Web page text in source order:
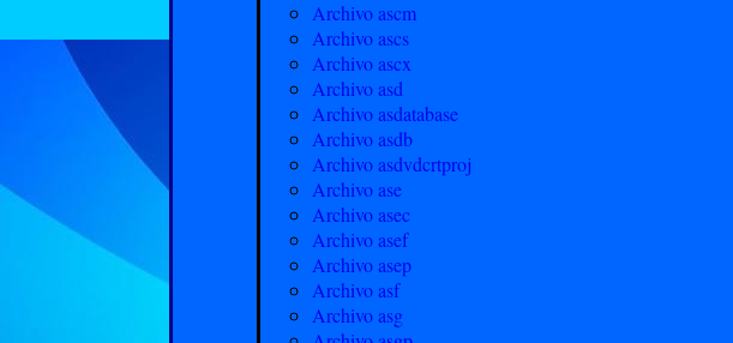
Archivo ascm
Archivo ascs
Archivo ascx
Archivo asd
Archivo asdatabase
Archivo asdb
Archivo asdvdcrtproj
Archivo ase
Archivo asec
Archivo asef
Archivo asep
Archivo asf
Archivo asg